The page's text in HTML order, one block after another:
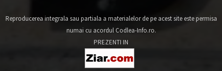
Reproducerea integrala sau partiala a materialelor de pe acest site este permisa
numai cu acordul Codlea-Info.ro.
PREZENTI IN